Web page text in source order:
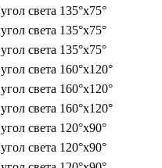
угол света 135°х75°
угол света 135°х75°
угол света 135°х75°
угол света 160°х120°
угол света 160°х120°
угол света 160°х120°
угол света 120°х90°
угол света 120°х90°